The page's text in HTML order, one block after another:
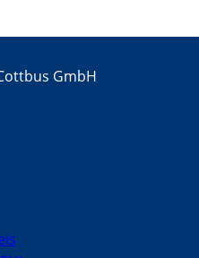
GmbH